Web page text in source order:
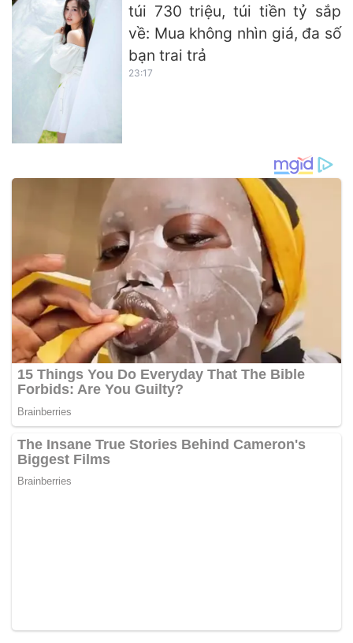
túi 730 triệu, túi tiền tỷ sắp
về: Mua không nhìn giá, đa số
bạn trai trả
23:17